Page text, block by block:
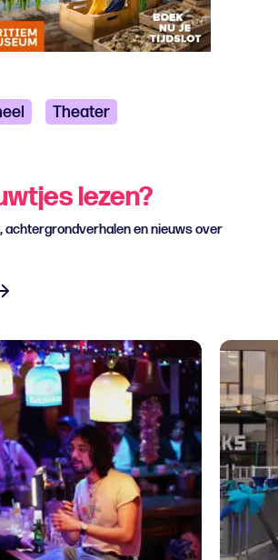
Theater
lezen?
achtergrondverhalen en nieuws over